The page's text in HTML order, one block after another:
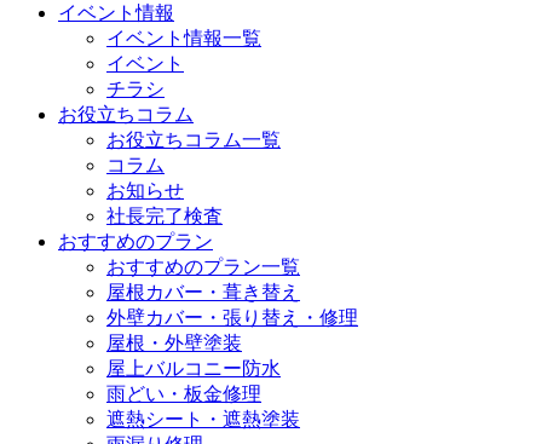
イベント情報
イベント情報一覧
イベント
チラシ
お役立ちコラム
お役立ちコラム一覧
コラム
お知らせ
社長完了検査
おすすめのプラン
おすすめのプラン一覧
屋根カバー・葺き替え
外壁カバー・張り替え・修理
屋根・外壁塗装
屋上バルコニー防水
雨どい・板金修理
遮熱シート・遮熱塗装